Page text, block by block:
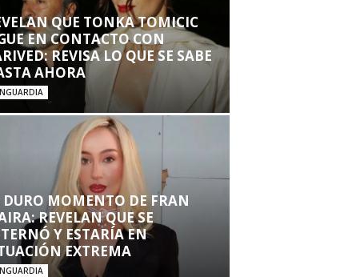
QUE TONKA TOMICIC
EN CONTACTO CON
REVISA LO QUE SE SABE
AHORA
DURO MOMENTO DE FRAN
REVELAN QUE SE
Y ESTARÍA EN
EXTREMA